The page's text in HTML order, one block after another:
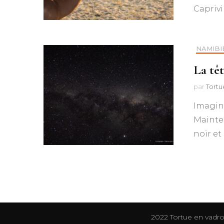
Caprivi
La
par
noir et
2022 Tortue en